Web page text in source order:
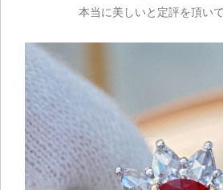
本当に美しいと定評を頂い